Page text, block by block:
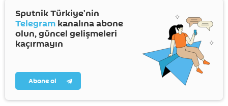
Sputnik Türkiye’nin
Telegram kanalına abone
olun, güncel gelişmeleri
kaçırmayın
Abone ol